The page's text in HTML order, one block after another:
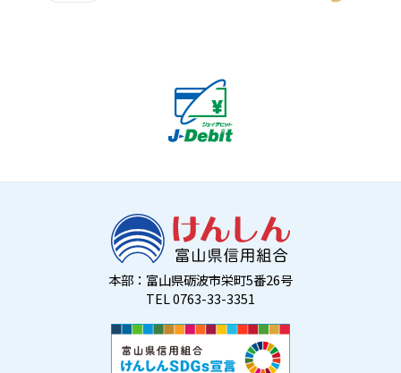
本部：富山県砺波市栄町5番26号
TEL 0763-33-3351